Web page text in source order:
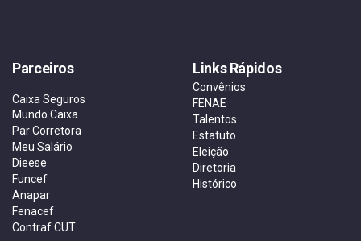
Parceiros
Caixa Seguros
Mundo Caixa
Par Corretora
Meu Salário
Dieese
Funcef
Anapar
Fenacef
Contraf CUT
Links Rápidos
Convênios
FENAE
Talentos
Estatuto
Eleição
Diretoria
Histórico